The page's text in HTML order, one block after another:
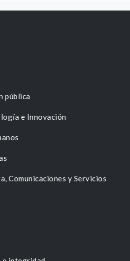
pública
e Innovación
Comunicaciones y Servicios